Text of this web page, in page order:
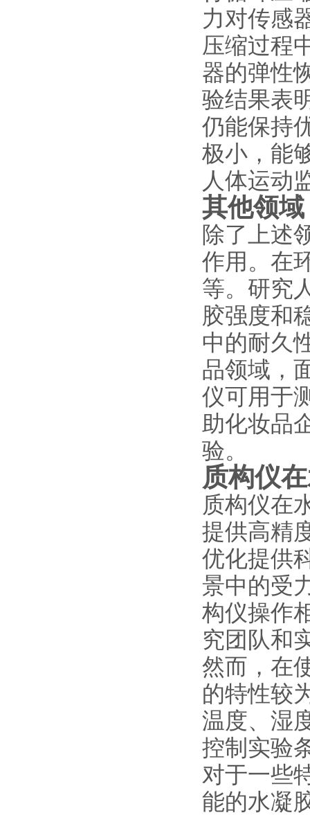
力对传感
压缩过程
器的弹性
验结果表
仍能保持
极小，能
人体运动
其他领
除了上述
作用。在
等。研究
胶强度和
中的耐久
品领域，
仪可用于
助化妆品
验。
质构仪
质构仪在
提供高精
优化提供
景中的受
构仪操作
究团队和
然而，在
的特性较
温度、湿
控制实验
对于一些
能的水凝